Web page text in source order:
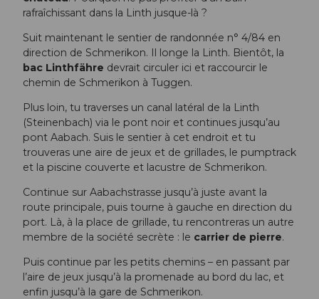
rafraîchissant dans la Linth jusque-là ?
Suit maintenant le sentier de randonnée n° 4/84 en
direction de Schmerikon. Il longe la Linth. Bientôt, la
bac Linthfähre devrait circuler ici et raccourcir le
chemin de Schmerikon à Tuggen.
Plus loin, tu traverses un canal latéral de la Linth
(Steinenbach) via le pont noir et continues jusqu’au
pont Aabach. Suis le sentier à cet endroit et tu
trouveras une aire de jeux et de grillades, le pumptrack
et la piscine couverte et lacustre de Schmerikon.
Continue sur Aabachstrasse jusqu’à juste avant la
route principale, puis tourne à gauche en direction du
port. Là, à la place de grillade, tu rencontreras un autre
membre de la société secrète : le carrier de pierre.
Puis continue par les petits chemins – en passant par
l’aire de jeux jusqu’à la promenade au bord du lac, et
enfin jusqu’à la gare de Schmerikon.